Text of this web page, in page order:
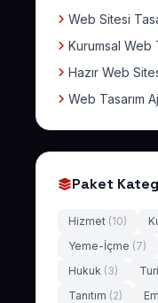
Web Sitesi
Kurumsal Web
Hazır Web
Web Tasarım
Paket
Hizmet (10)
Yeme-İçme (7)
Hukuk (3)
Tanıtım (2)